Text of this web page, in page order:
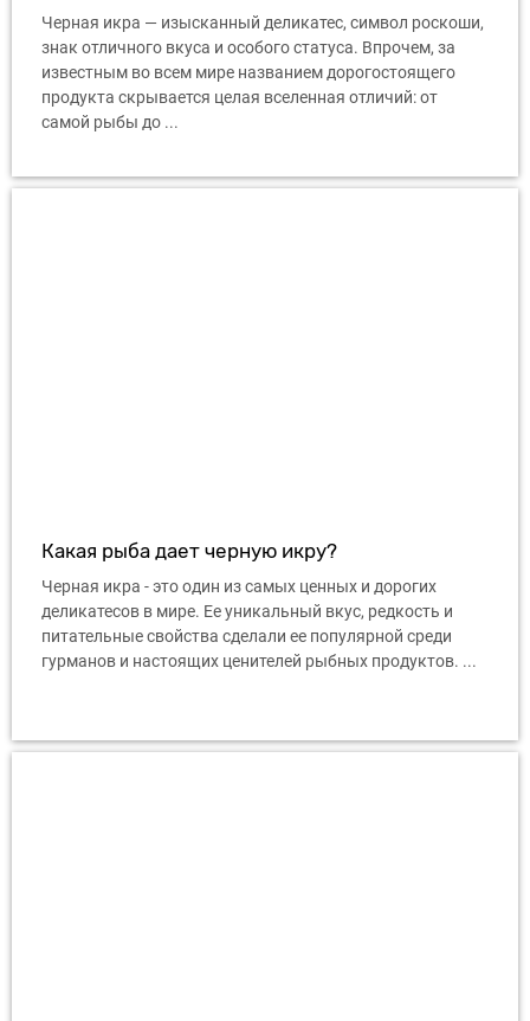
Черная икра — изысканный деликатес, символ роскоши,
знак отличного вкуса и особого статуса. Впрочем, за
известным во всем мире названием дорогостоящего
продукта скрывается целая вселенная отличий: от
самой рыбы до ...
Какая рыба дает черную икру?
Черная икра - это один из самых ценных и дорогих
деликатесов в мире. Ее уникальный вкус, редкость и
питательные свойства сделали ее популярной среди
гурманов и настоящих ценителей рыбных продуктов. ...